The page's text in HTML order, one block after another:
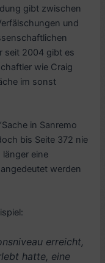
gibt zwischen
und
seit 2004 gibt es
wie Craig
im sonst
in Sanremo
bis Seite 372 nie
eine
werden
erreicht,
hatte, eine